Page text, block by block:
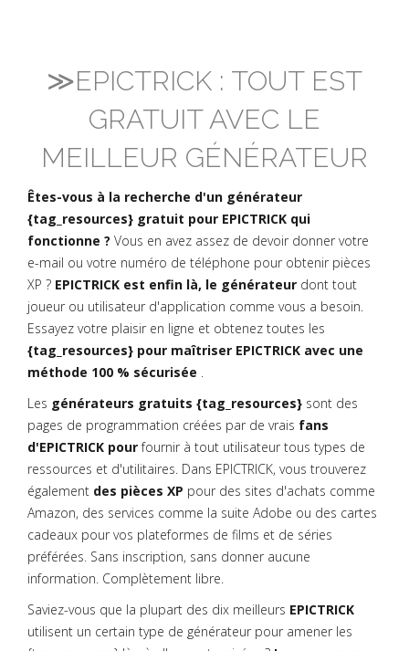
≫EPICTRICK : TOUT EST
GRATUIT AVEC LE
MEILLEUR GÉNÉRATEUR
Êtes-vous à la recherche d'un générateur
{tag_resources} gratuit pour EPICTRICK qui
fonctionne ? Vous en avez assez de devoir donner votre
e-mail ou votre numéro de téléphone pour obtenir pièces
XP ? EPICTRICK est enfin là, le générateur dont tout
joueur ou utilisateur d'application comme vous a besoin.
Essayez votre plaisir en ligne et obtenez toutes les
{tag_resources} pour maîtriser EPICTRICK avec une
méthode 100 % sécurisée .
Les générateurs gratuits {tag_resources} sont des
pages de programmation créées par de vrais fans
d'EPICTRICK pourfournir à tout utilisateur tous types de
ressources et d'utilitaires. Dans EPICTRICK, vous trouverez
également des pièces XP pour des sites d'achats comme
Amazon, des services comme la suite Adobe ou des cartes
cadeaux pour vos plateformes de films et de séries
préférées. Sans inscription, sans donner aucune
information. Complètement libre.
Saviez-vous que la plupart des dix meilleurs EPICTRICK
utilisent un certain type de générateur pour amener les